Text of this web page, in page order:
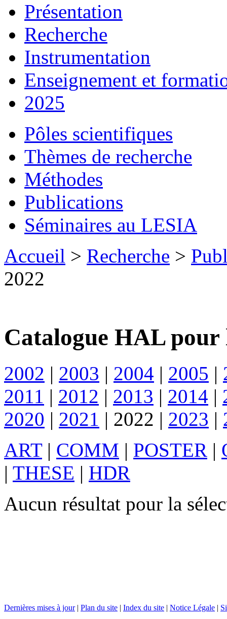
Présentation
Recherche
Instrumentation
Enseignement et
2025
Pôles scientifiques
Thèmes de recherche
Méthodes
Publications
Séminaires au LESIA
Accueil > Recherche >
2022
Catalogue HAL pour
2002 | 2003 | 2004 | 2005 |
2011 | 2012 | 2013 | 2014 |
2020 | 2021 | 2022 | 2023 |
ART| COMM | POSTER |
| THESE | HDR
Aucun résultat pour la
Dernières mises à jour| Plan du site | Index du site | Notice Légale |